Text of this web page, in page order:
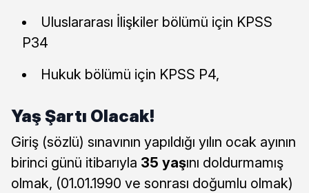
Uluslararası İlişkiler bölümü için KPSS
P34
Hukuk bölümü için KPSS P4,
Yaş Şartı Olacak!
Giriş (sözlü) sınavının yapıldığı yılın ocak ayının
birinci günü itibarıyla 35 yaşını doldurmamış
olmak, (01.01.1990 ve sonrası doğumlu olmak)